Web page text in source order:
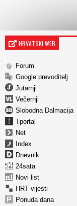
HRVATSKI WEB
Forum
Google prevoditelj
Jutarnji
Večernji
Slobodna Dalmacija
Tportal
Net
Index
Dnevnik
24sata
Novi list
HRT vijesti
Ponuda dana